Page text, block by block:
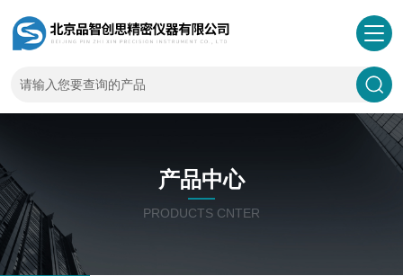
产品中心
PRODUCTS CNTER